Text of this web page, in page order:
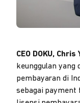
CEO DOKU, Chris
keunggulan
pembayaran di
sebagai payment